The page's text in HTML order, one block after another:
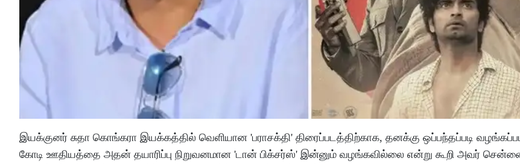
இயக்குனர் சுதா கொங்கரா இயக்கத்தில் வெளியான 'பராசக்தி' திரைப்படத்திற்காக, தனக்கு ஒப்பந்தப்படி
கோடி ஊதியத்தை அதன் தயாரிப்பு நிறுவனமான 'டான் பிக்சர்ஸ்' இன்னும் வழங்கவில்லை என்று கூறி அவர்